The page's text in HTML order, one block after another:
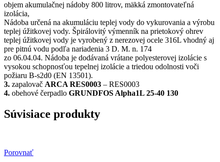
objem akumulačnej nádoby 800 litrov, mäkká zmontovateľná
izolácia,
Nádoba určená na akumuláciu teplej vody do vykurovania a výrobu
teplej úžitkovej vody. Špirálovitý výmenník na prietokový ohrev
teplej úžitkovej vody je vyrobený z nerezovej ocele 316L vhodný aj
pre pitnú vodu podľa nariadenia 3 D. M. n. 174
zo 06.04.04. Nádoba je dodávaná vrátane polyesterovej izolácie s
vysokou schopnosťou tepelnej izolácie a triedou odolnosti voči
požiaru B-s2d0 (EN 13501).
3. zapalovač ARCA RES0003 – RES0003
4. obehové čerpadlo GRUNDFOS Alpha1L 25-40 130
Súvisiace produkty
Porovnať